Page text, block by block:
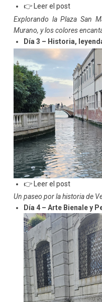
👉 Leer el post
Explorando la Plaza San
Murano, y los colores
Día 3 – Historia,
👉 Leer el post
Un paseo por la historia de
Día 4 – Arte Bienale y